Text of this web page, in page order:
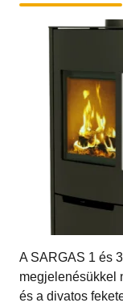
A SARGAS 1 és
megjelenésükkel
és a divatos